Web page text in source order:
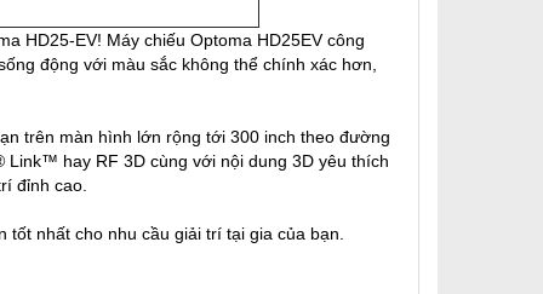
HD25-EV! Máy chiếu Optoma HD25EV công
động với màu sắc không thể chính xác hơn,
trên màn hình lớn rộng tới 300 inch theo đường
Link™ hay RF 3D cùng với nội dung 3D yêu thích
đỉnh cao.
nhất cho nhu cầu giải trí tại gia của bạn.